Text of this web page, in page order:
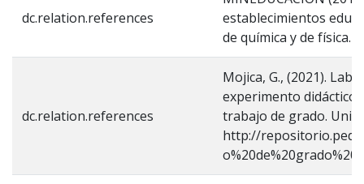
dc.relation.references
establecimientos
de química y de física.
dc.relation.references
Mojica, G., (2021).
experimento didáctico
trabajo de grado.
http://